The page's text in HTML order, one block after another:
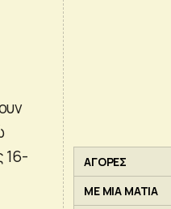
16-
ΑΓΟΡΕΣ
ΜΕ ΜΙΑ ΜΑΤΙΑ